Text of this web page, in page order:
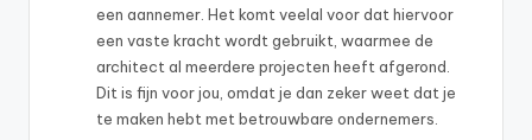
een aannemer. Het komt veelal voor dat hiervoor
een vaste kracht wordt gebruikt, waarmee de
architect al meerdere projecten heeft afgerond.
Dit is fijn voor jou, omdat je dan zeker weet dat je
te maken hebt met betrouwbare ondernemers.